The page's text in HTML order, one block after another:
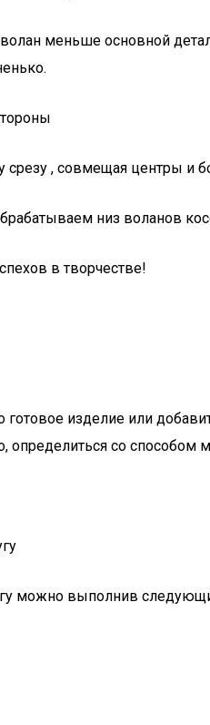
волан меньше основной
, совмещая центры и
низ воланов
в творчестве!
изделие или
определиться со
можно выполнив